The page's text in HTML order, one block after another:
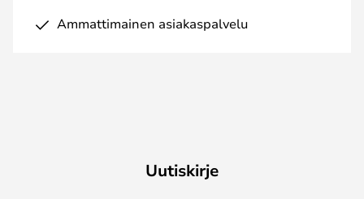
Ammattimainen asiakaspalvelu
Uutiskirje